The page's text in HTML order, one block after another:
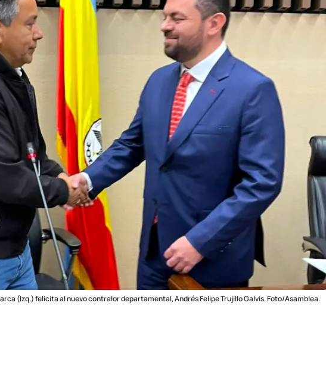
(Izq.) felicita al nuevo contralor departamental, Andrés Felipe Trujillo Galvis. Foto/Asamblea.